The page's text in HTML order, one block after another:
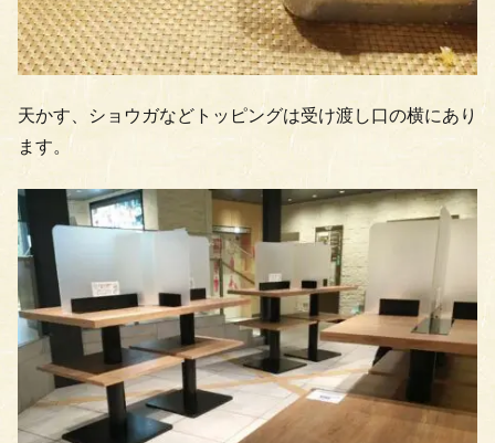
天かす、ショウガなどトッピングは受け渡し口の横にあり
ます。